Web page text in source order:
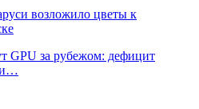
возложило цветы к
GPU за рубежом: дефицит
и…